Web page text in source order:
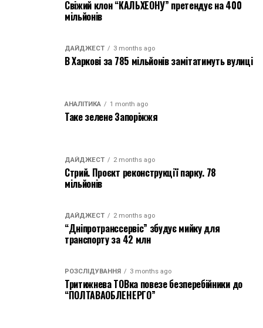
Свіжий клон “КАЛЬХЕОНУ” претендує на 400
мільйонів
ДАЙДЖЕСТ 3 months ago
В Харкові за 785 мільйонів замітатимуть вулиці
АНАЛІТИКА 1 month ago
Таке зелене Запоріжжя
ДАЙДЖЕСТ 2 months ago
Стрий. Проєкт реконструкції парку. 78
мільйонів
ДАЙДЖЕСТ 2 months ago
“Дніпротранссервіс” збудує мийку для
транспорту за 42 млн
РОЗСЛІДУВАННЯ 3 months ago
Тритижнева ТОВка повезе безперебійники до
“ПОЛТАВАОБЛЕНЕРГО”